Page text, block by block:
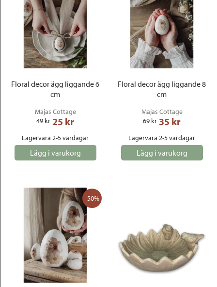
Floral decor ägg liggande 6
cm
Majas Cottage
49 kr 25 kr
Lagervara 2-5 vardagar
Lägg i varukorg
Floral decor ägg liggande 8
cm
Majas Cottage
69 kr 35 kr
Lagervara 2-5 vardagar
Lägg i varukorg
-50%